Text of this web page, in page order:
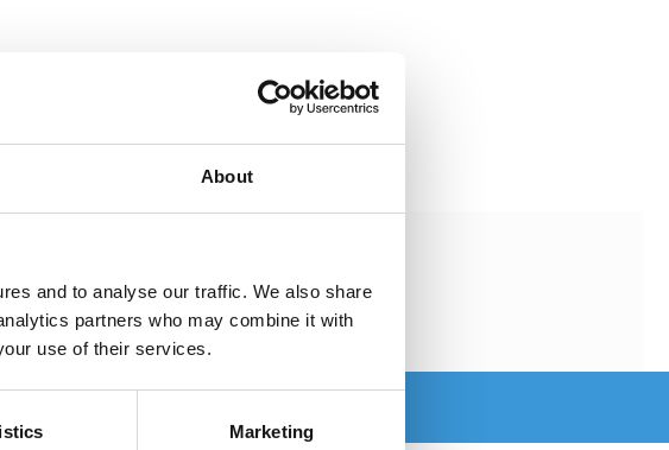
About
and to analyse our traffic. We also share
partners who may combine it with
use of their services.
Marketing